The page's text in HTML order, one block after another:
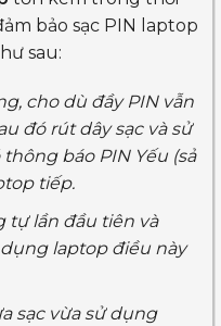
bảo sạc PIN laptop
sau:
cho dù đầy PIN vẫn
đó rút dây sạc và sử
báo PIN Yếu (sả
tiếp.
tự lần đầu tiên và
laptop điều này
sạc vừa sử dụng